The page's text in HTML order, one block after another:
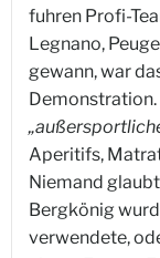
fuhren Profi-
Legnano,
gewann, war
Aperitifs,
Niemand
Bergkönig
verwendete,